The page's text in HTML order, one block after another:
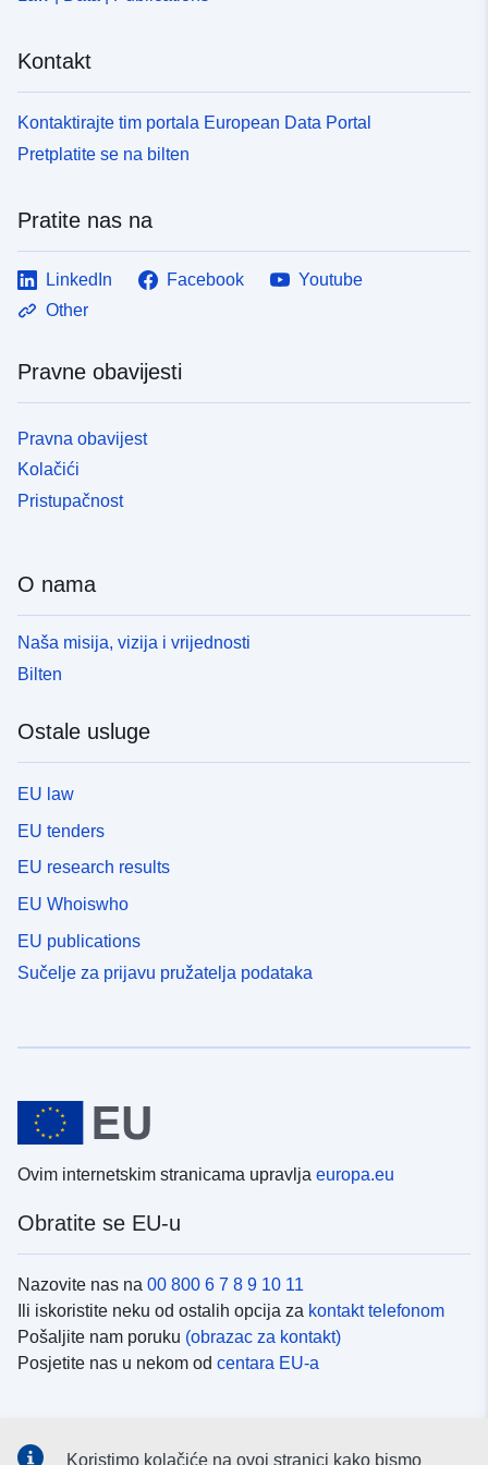
Kontakt
Kontaktirajte tim portala European Data Portal
Pretplatite se na bilten
Pratite nas na
LinkedIn Facebook
Youtube
Other
Pravne obavijesti
Pravna obavijest
Kolačići
Pristupačnost
O nama
Naša misija, vizija i vrijednosti
Bilten
Ostale usluge
EU law
EU tenders
EU research results
EU Whoiswho
EU publications
Sučelje za prijavu pružatelja podataka
Ovim internetskim stranicama upravlja europa.eu
Obratite se EU-u
Nazovite nas na 00 800 6 7 8 9 10 11
Ili iskoristite neku od ostalih opcija za kontakt telefonom
Pošaljite nam poruku (obrazac za kontakt)
Posjetite nas u nekom od centara EU-a
Koristimo kolačiće na ovoj stranici kako bismo